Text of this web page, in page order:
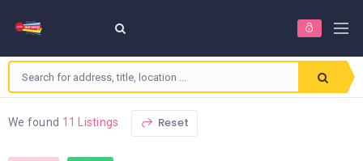
We found 11 Listings Reset